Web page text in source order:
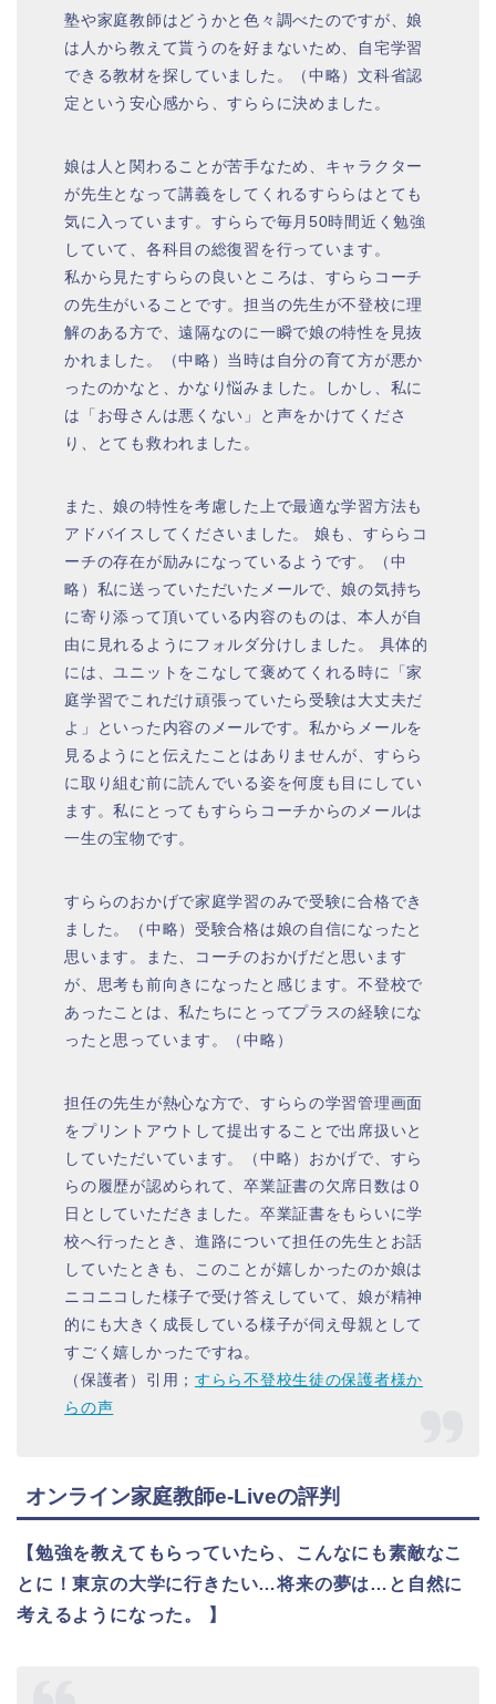
塾や家庭教師はどうかと色々調べたのですが、娘
は人から教えて貰うのを好まないため、自宅学習
できる教材を探していました。（中略）文科省認
定という安心感から、すららに決めました。
娘は人と関わることが苦手なため、キャラクター
が先生となって講義をしてくれるすららはとても
気に入っています。すららで毎月50時間近く勉強
していて、各科目の総復習を行っています。
私から見たすららの良いところは、すららコーチ
の先生がいることです。担当の先生が不登校に理
解のある方で、遠隔なのに一瞬で娘の特性を見抜
かれました。（中略）当時は自分の育て方が悪か
ったのかなと、かなり悩みました。しかし、私に
は「お母さんは悪くない」と声をかけてくださ
り、とても救われました。
また、娘の特性を考慮した上で最適な学習方法も
アドバイスしてくださいました。 娘も、すららコ
ーチの存在が励みになっているようです。（中
略）私に送っていただいたメールで、娘の気持ち
に寄り添って頂いている内容のものは、本人が自
由に見れるようにフォルダ分けしました。 具体的
には、ユニットをこなして褒めてくれる時に「家
庭学習でこれだけ頑張っていたら受験は大丈夫だ
よ」といった内容のメールです。私からメールを
見るようにと伝えたことはありませんが、すらら
に取り組む前に読んでいる姿を何度も目にしてい
ます。私にとってもすららコーチからのメールは
一生の宝物です。
すららのおかげで家庭学習のみで受験に合格でき
ました。（中略）受験合格は娘の自信になったと
思います。また、コーチのおかげだと思います
が、思考も前向きになったと感じます。不登校で
あったことは、私たちにとってプラスの経験にな
ったと思っています。（中略）
担任の先生が熱心な方で、すららの学習管理画面
をプリントアウトして提出することで出席扱いと
していただいています。（中略）おかげで、すら
らの履歴が認められて、卒業証書の欠席日数は０
日としていただきました。卒業証書をもらいに学
校へ行ったとき、進路について担任の先生とお話
していたときも、このことが嬉しかったのか娘は
ニコニコした様子で受け答えしていて、娘が精神
的にも大きく成長している様子が伺え母親として
すごく嬉しかったですね。
（保護者）引用； すらら不登校生徒の保護者様か
らの声
オンライン家庭教師e-Liveの評判
【勉強を教えてもらっていたら、こんなにも素敵なこ
とに！東京の大学に行きたい…将来の夢は…と自然に
考えるようになった。 】